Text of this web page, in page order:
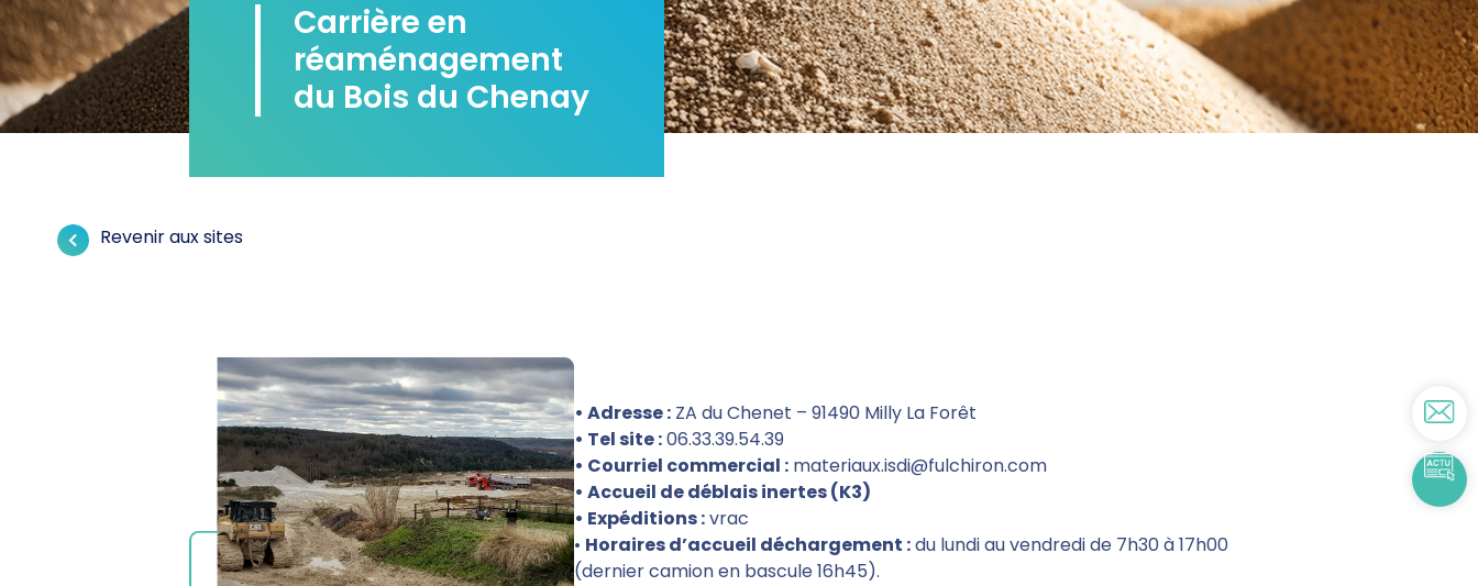
Carrière en
réaménagement
du Bois du Chenay
Revenir aux sites
• Adresse : ZA du Chenet – 91490 Milly La Forêt
• Tel site :06.33.39.54.39
• Courriel commercial : materiaux.isdi@fulchiron.com
• Accueil de déblais inertes (K3)
• Expéditions :vrac
• Horaires d’accueil déchargement :du lundi au vendredi de 7h30 à 17h00
(dernier camion en bascule 16h45).